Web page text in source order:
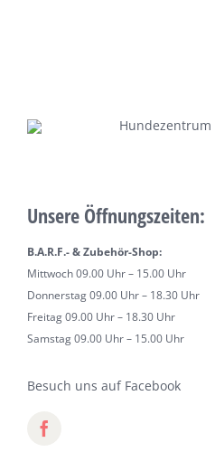
Unsere Öffnungszeiten:
B.A.R.F.- & Zubehör-Shop:
Mittwoch 09.00 Uhr – 15.00 Uhr
Donnerstag 09.00 Uhr – 18.30 Uhr
Freitag 09.00 Uhr – 18.30 Uhr
Samstag 09.00 Uhr – 15.00 Uhr
Besuch uns auf Facebook